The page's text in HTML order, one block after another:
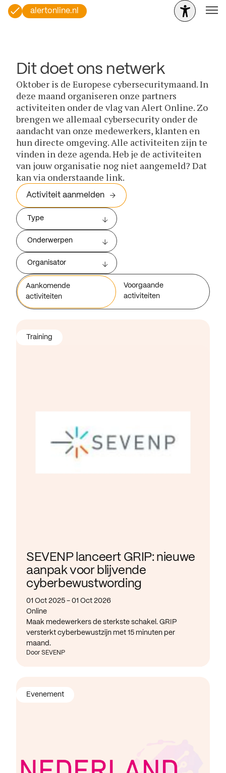
alertonline.nl
Dit doet ons netwerk
Oktober is de Europese cybersecuritymaand. In
deze maand organiseren onze partners
activiteiten onder de vlag van Alert Online. Zo
brengen we allemaal cybersecurity onder de
aandacht van onze medewerkers, klanten en
hun directe omgeving. Alle activiteiten zijn te
vinden in deze agenda. Heb je de activiteiten
van jouw organisatie nog niet aangemeld? Dat
kan via onderstaande link.
Activiteit aanmelden
Type
Onderwerpen
Organisator
Aankomende
activiteiten
Voorgaande
activiteiten
SEVENP lanceert GRIP: nieuwe
aanpak voor blijvende
cyberbewustwording
01 Oct 2025 - 01 Oct 2026
Online
Maak medewerkers de sterkste schakel. GRIP
versterkt cyberbewustzijn met 15 minuten per
maand.
Door SEVENP
Training
Evenement